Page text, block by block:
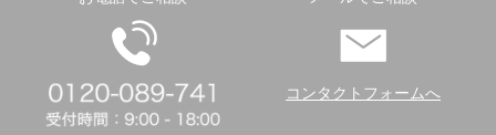
コンタクトフォームへ